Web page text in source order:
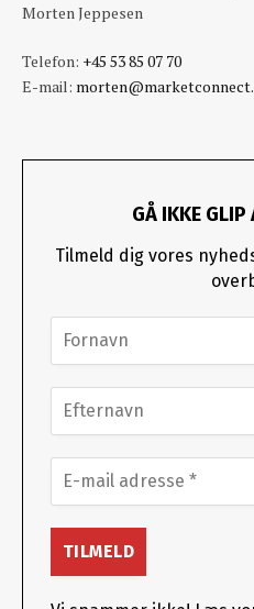
Morten Jeppesen
Telefon: +45 53 85 07 70
E-mail:
GÅ IKKE GLIP
Tilmeld dig vores